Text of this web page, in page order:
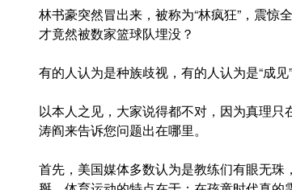
林书豪突然冒出来，被称为“林疯狂”，震惊全
才竟然被数家篮球队埋没？
有的人认为是种族歧视，有的人认为是“成
以本人之见，大家说得都不对，因为真理
涛阎来告诉您问题出在哪里。
首先，美国媒体多数认为是教练们有眼无珠